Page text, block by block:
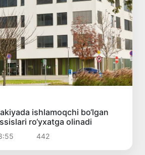
ishlamoqchi bo‘lgan
ro‘yxatga olinadi
442